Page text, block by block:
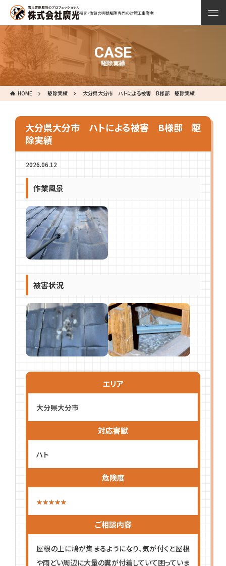
福岡・佐賀の害獣駆除専門の対策工事業者
CASE
駆除実績
HOME 駆除実績 大分県大分市 ハトによる被害 B様邸 駆除実績
大分県大分市 ハトによる被害 B様邸 駆
除実績
2026.06.12
作業風景
被害状況
エリア
大分県大分市
対応害獣
ハト
危険度
ご相談内容
屋根の上に鳩が集まるようになり、気が付くと屋根
や雨どい周辺に大量の糞が付着していて困っていま